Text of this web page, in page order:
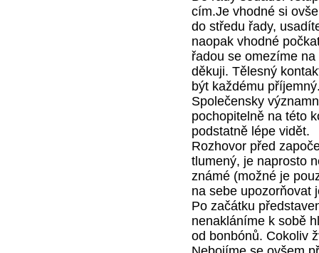
cím.Je vhodné si
do středu řady,
naopak vhodné
řadou se omezíme
děkuji. Tělesný
být každému
Společensky
pochopitelně na této
podstatně lépe vidět.
Rozhovor před
tlumený, je naprosto
známé (možné je
na sebe upozorňovat
Po začátku
nenakláníme k sobě
od bonbónů. Cokoliv